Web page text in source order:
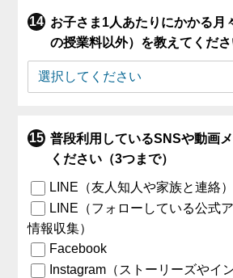
お子さま1人あたりにかかる月
の授業料以外）を教えてくださ
普段利用しているSNSや動画
ください（3つまで）
LINE（友人知人や家族と連絡）
LINE（フォローしている公式
情報収集）
Facebook
Instagram（ストーリーズやイ